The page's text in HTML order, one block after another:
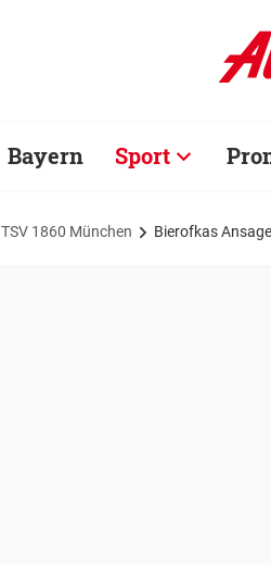
Bayern Sport
TSV 1860 München Bierofkas